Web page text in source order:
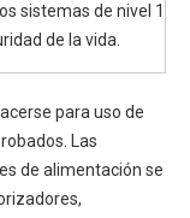
sistemas de nivel 1
de la vida.
para uso de
Las
de alimentación se